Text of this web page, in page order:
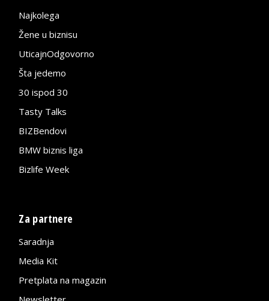
Najkolega
Žene u biznisu
UticajnOdgovorno
Šta jedemo
30 ispod 30
Tasty Talks
BIZBendovi
BMW biznis liga
Bizlife Week
Za partnere
Saradnja
Media Kit
Pretplata na magazin